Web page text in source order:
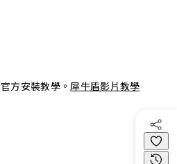
方安裝教學。 犀牛盾影片教學